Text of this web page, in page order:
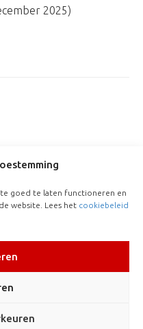
goed te laten functioneren en
website. Lees het cookiebeleid
2025)
· WEBSITE: